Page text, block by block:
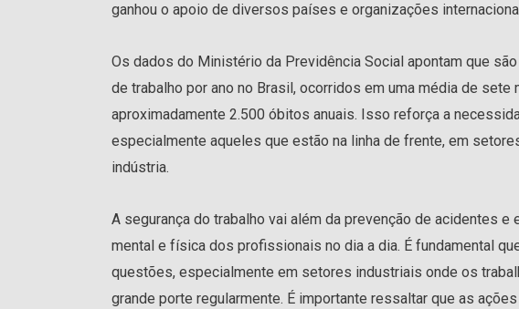
ganhou o apoio de diversos países e organizações
Os dados do Ministério da Previdência Social apontam que
de trabalho por ano no Brasil, ocorridos em uma média de
aproximadamente 2.500 óbitos anuais. Isso reforça a
especialmente aqueles que estão na linha de frente, em
indústria.
A segurança do trabalho vai além da prevenção de acidentes
mental e física dos profissionais no dia a dia. É fundamental
questões, especialmente em setores industriais onde os
grande porte regularmente. É importante ressaltar que as